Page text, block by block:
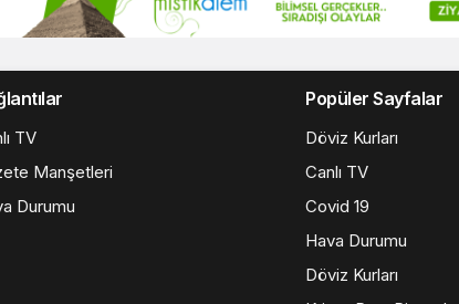
TV
Manşetleri
Durumu
Popüler Sayfalar
Döviz Kurları
Canlı TV
Covid 19
Hava Durumu
Döviz Kurları